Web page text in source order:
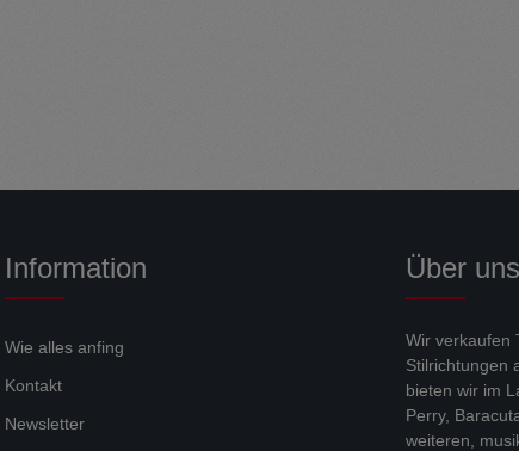
Über uns
Wir verkaufen
Stilrichtungen
bieten wir im
Perry,
weiteren,
Information
Wie alles anfing
Kontakt
Newsletter